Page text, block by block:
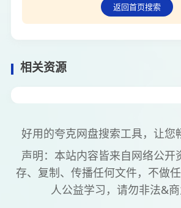
返回首页搜索
相关资源
好用的夸克网盘搜索工具，让您
声明：本站内容皆来自网络公开
存、复制、传播任何文件，不做
人公益学习，请勿非法&商